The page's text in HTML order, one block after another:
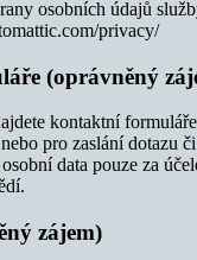
osobních údajů
privacy/
(oprávněný
kontaktní
pro zaslání dotazu
data pouze za
zájem)